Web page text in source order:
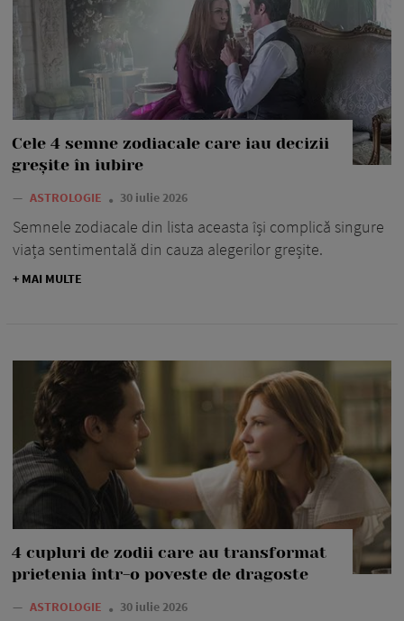
Cele 4 semne zodiacale care iau decizii
greșite în iubire
— ASTROLOGIE 30 iulie 2026
Semnele zodiacale din lista aceasta își complică singure
viața sentimentală din cauza alegerilor greșite.
+ MAI MULTE
4 cupluri de zodii care au transformat
prietenia într-o poveste de dragoste
— ASTROLOGIE 30 iulie 2026